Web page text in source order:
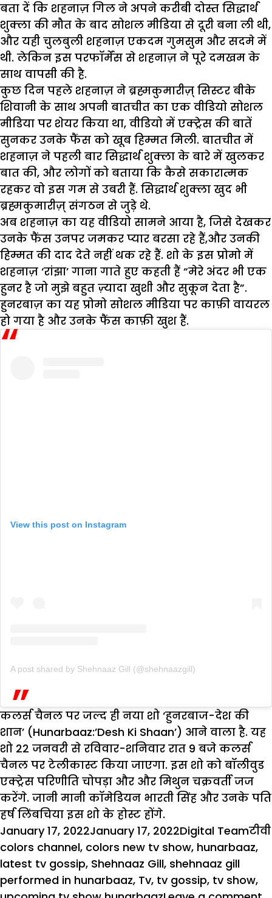
बता दें कि शहनाज़ गिल ने अपने करीबी दोस्त सिद्धार्थ
शुक्ला की मौत के बाद सोशल मीडिया से दूरी बना ली थी,
और यही चुलबुली शहनाज़ एकदम गुमसुम और सदमे में
थी. लेकिन इस परफॉर्मेंस से शहनाज़ ने पूरे दमखम के
साथ वापसी की है.
कुछ दिन पहले शहनाज़ ने ब्रह्मकुमारीज़् सिस्टर बीके
शिवानी के साथ अपनी बातचीत का एक वीडियो सोशल
मीडिया पर शेयर किया था, वीडियो में एक्ट्रेस की बातें
सुनकर उनके फैंस को खूब हिम्मत मिली. बातचीत में
शहनाज़ ने पहली बार सिद्धार्थ शुक्ला के बारे में खुलकर
बात की, और लोगों को बताया कि कैसे सकारात्मक
रहकर वो इस गम से उबरी हैं. सिद्धार्थ शुक्ला खुद भी
ब्रह्मकुमारीज़् संगठन से जुड़े थे.
अब शहनाज़ का यह वीडियो सामने आया है, जिसे देखकर
उनके फैंस उनपर जमकर प्यार बरसा रहे हैं,और उनकी
हिम्मत की दाद देते नहीं थक रहे हैं. शो के इस प्रोमो में
शहनाज़ ‘रांझा’ गाना गाते हुए कहती हैं “मेरे अंदर भी एक
हुनर है जो मुझे बहुत ज़्यादा खुशी और सुकून देता है”.
हुनरबाज़ का यह प्रोमो सोशल मीडिया पर काफ़ी वायरल
हो गया है और उनके फैंस काफ़ी खुश हैं.
View this post on Instagram
A post shared by Shehnaaz Gill (@shehnaazgill)
कलर्स चैनल पर जल्द ही नया शो ‘हुनरबाज-देश की
शान’ (Hunarbaaz:’Desh Ki Shaan’) आने वाला है. यह
शो 22 जनवरी से रविवार-शनिवार रात 9 बजे कलर्स
चैनल पर टेलीकास्ट किया जाएगा. इस शो को बॉलीवुड
एक्ट्रेस परिणीति चोपड़ा और और मिथुन चक्रवर्ती जज
करेंगे. जानी मानी कॉमेडियन भारती सिंह और उनके पति
हर्ष लिंबचिया इस शो के होस्ट होंगे.
Posted
on
January 17, 2022January 17, 2022Author
Digital Teamटीवी
colors channel, colors new tv show, hunarbaaz,
latest tv gossip, Shehnaaz Gill, shehnaaz gill
performed in hunarbaaz, Tv, tv gossip, tv show,